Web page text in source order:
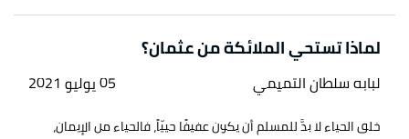
↑فريق موقع إسلام ويب (2/1/2012)،
"علي بن أبي
طالب رابع الخلفاء الراشدين المهديين"،
اطّلع عليه بتاريخ 14/7/2021. بتصرّف.
لماذا تستحي الملائكة من عثمان؟
لبابه سلطان التميمي 05 يوليو 2021
خلق الحياء لا بدَّ للمسلم أن يكون عفيفًا حييّاً، فالحياء من الإيمان،